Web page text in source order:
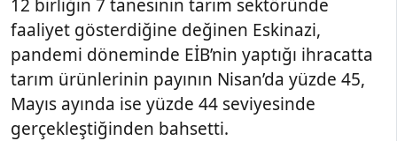
12 birliğin 7 tanesinin tarım sektöründe
faaliyet gösterdiğine değinen Eskinazi,
pandemi döneminde EİB’nin yaptığı ihracatta
tarım ürünlerinin payının Nisan’da yüzde 45,
Mayıs ayında ise yüzde 44 seviyesinde
gerçekleştiğinden bahsetti.